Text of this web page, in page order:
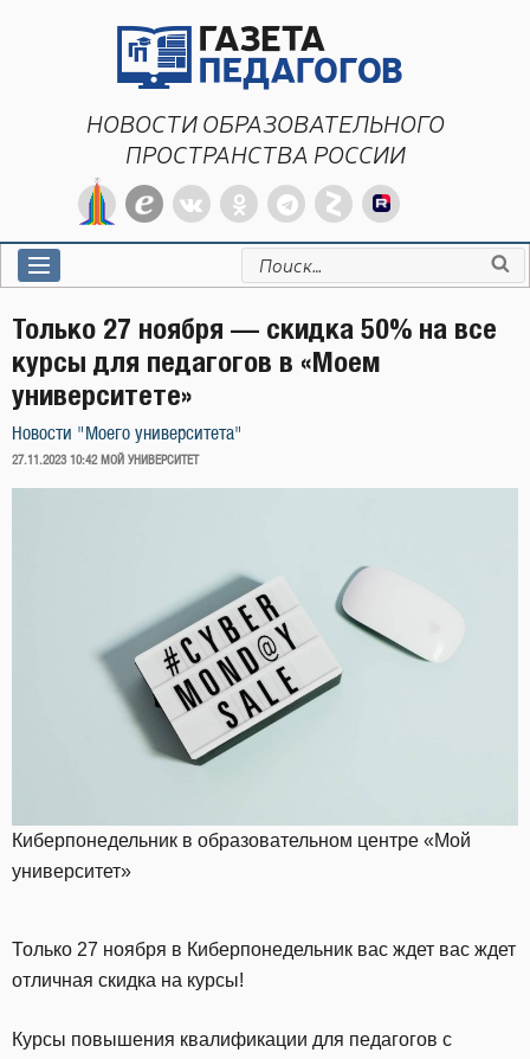
НОВОСТИ ОБРАЗОВАТЕЛЬНОГО
ПРОСТРАНСТВА РОССИИ
Искать:
Только 27 ноября — скидка 50% на все
курсы для педагогов в «Моем
университете»
Новости "Моего университета"
ОПУБЛИКОВАНО
27.11.2023 10:42 МОЙ УНИВЕРСИТЕТ
Киберпонедельник в образовательном центре «Мой
университет»
Только 27 ноября в Киберпонедельник вас ждет вас ждет
отличная скидка на курсы!
Курсы повышения квалификации для педагогов с